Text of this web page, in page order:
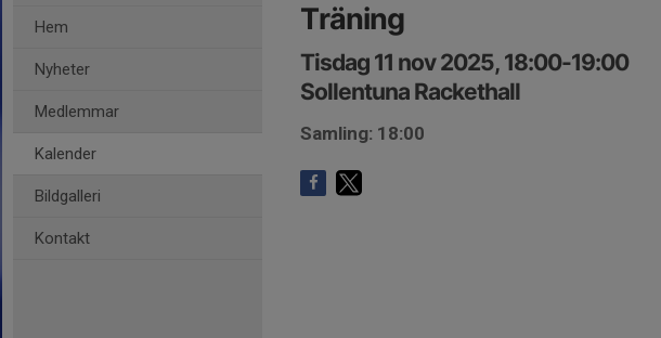
Hem
Nyheter
Medlemmar
Kalender
Bildgalleri
Kontakt
Träning
Tisdag 11 nov 2025, 18:00-19:00
Sollentuna Rackethall
Samling: 18:00